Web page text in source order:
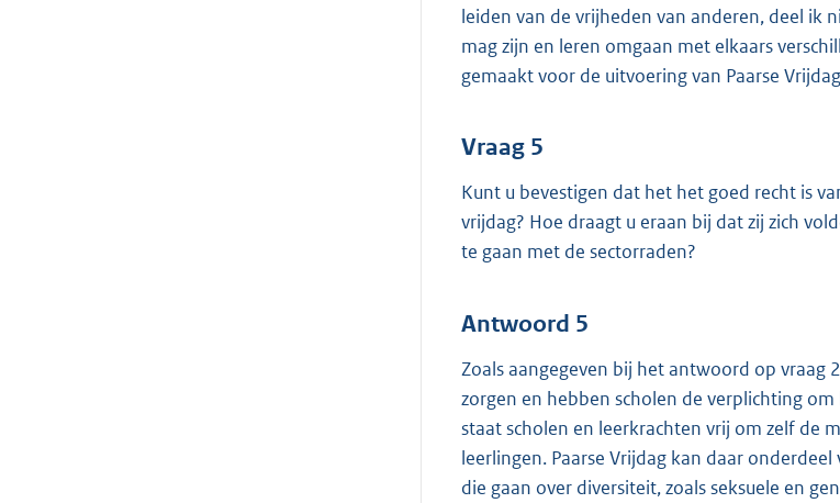
leiden van de vrijheden van anderen, deel ik
mag zijn en leren omgaan met elkaars
gemaakt voor de uitvoering van Paarse
Vraag 5
Kunt u bevestigen dat het het goed recht is
vrijdag? Hoe draagt u eraan bij dat zij zich
te gaan met de sectorraden?
Antwoord 5
Zoals aangegeven bij het antwoord op vraag
zorgen en hebben scholen de verplichting
staat scholen en leerkrachten vrij om zelf de
leerlingen. Paarse Vrijdag kan daar
die gaan over diversiteit, zoals seksuele en